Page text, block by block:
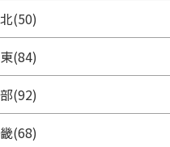
(50)
(84)
(92)
(68)